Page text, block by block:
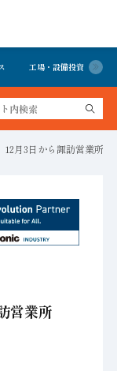
工場・設備投資
こちら
12月3日から諏訪営業所を
営業所